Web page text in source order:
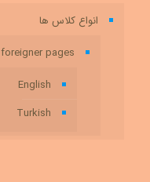
انواع کلاس ها
foreigner pages
English
Turkish